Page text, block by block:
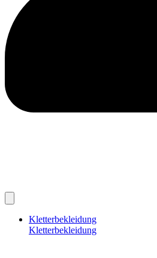
Kletterbekleidung
Kletterbekleidung